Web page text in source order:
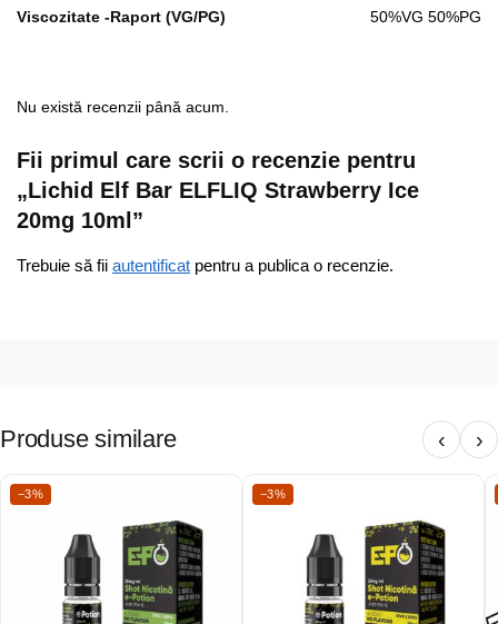
Viscozitate -Raport (VG/PG) 50%VG 50%PG
Nu există recenzii până acum.
Fii primul care scrii o recenzie pentru
„Lichid Elf Bar ELFLIQ Strawberry Ice
20mg 10ml”
Trebuie să fii autentificat pentru a publica o recenzie.
Produse similare ‹ ›
−3% −3%